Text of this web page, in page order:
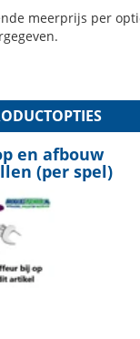
meerprijs per
en afbouw
(per spel)